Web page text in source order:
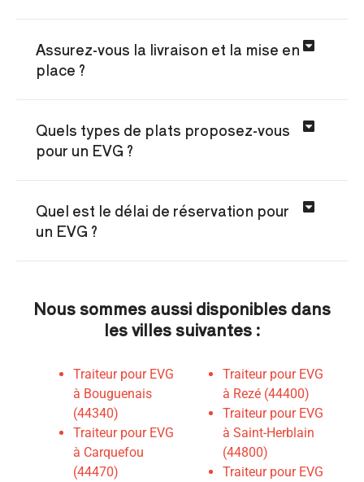
Assurez-vous la livraison et la mise en
place ?
Quels types de plats proposez-vous
pour un EVG ?
Quel est le délai de réservation pour
un EVG ?
Nous sommes aussi disponibles dans
les villes suivantes :
Traiteur pour EVG
à Bouguenais
(44340)
Traiteur pour EVG
à Carquefou
(44470)
Traiteur pour EVG
à Rezé (44400)
Traiteur pour EVG
à Saint-Herblain
(44800)
Traiteur pour EVG